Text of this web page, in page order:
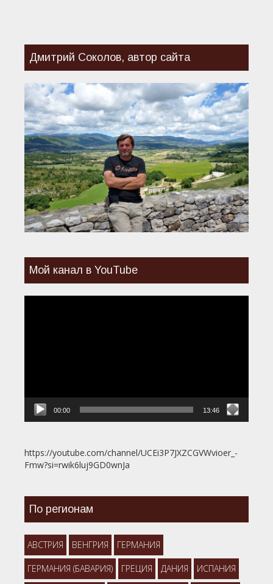
Дмитрий Соколов, автор сайта
Мой канал в YouTube
00:00 13:46
https://youtube.com/channel/UCEi3P7JXZCGVWvioer_-
Fmw?si=rwik6luj9GD0wnJa
По регионам
АВСТРИЯ ВЕНГРИЯ ГЕРМАНИЯ
ГЕРМАНИЯ (БАВАРИЯ) ГРЕЦИЯ ДАНИЯ ИСПАНИЯ